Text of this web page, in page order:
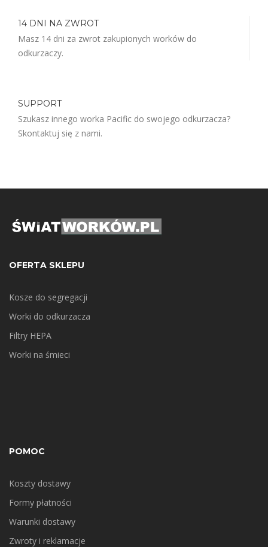
14 DNI NA ZWROT
Masz 14 dni za zwrot zakupionych worków do
odkurzaczy.
SUPPORT
Szukasz innego worka Pacific do swojego odkurzacza?
Skontaktuj się z nami.
OFERTA SKLEPU
Kosze do segregacji
Worki do odkurzacza
Filtry HEPA
Worki na śmieci
POMOC
Koszty dostawy
Formy płatności
Warunki dostawy
Zwroty i reklamacje